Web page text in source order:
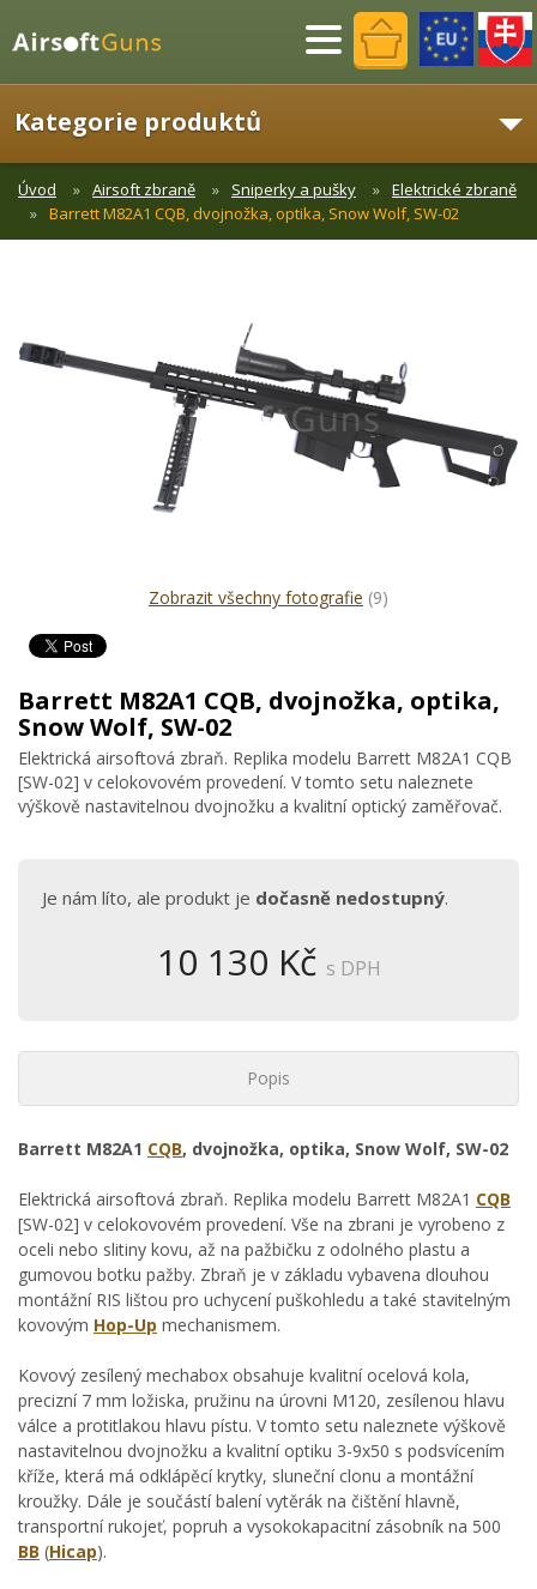
Menu
Kategorie produktů
Úvod Airsoft zbraně Sniperky a pušky
Elektrické zbraně
Barrett M82A1 CQB, dvojnožka, optika, Snow Wolf, SW-02
Zobrazit všechny fotografie (9)
Barrett M82A1 CQB, dvojnožka, optika,
Snow Wolf, SW-02
Elektrická airsoftová zbraň. Replika modelu Barrett M82A1 CQB
[SW-02] v celokovovém provedení. V tomto setu naleznete
výškově nastavitelnou dvojnožku a kvalitní optický zaměřovač.
Je nám líto, ale produkt je dočasně nedostupný.
10 130 Kč s DPH
Popis
Barrett M82A1 CQB, dvojnožka, optika, Snow Wolf, SW-02
Elektrická airsoftová zbraň. Replika modelu Barrett M82A1 CQB
[SW-02] v celokovovém provedení. Vše na zbrani je vyrobeno z
oceli nebo slitiny kovu, až na pažbičku z odolného plastu a
gumovou botku pažby. Zbraň je v základu vybavena dlouhou
montážní RIS lištou pro uchycení puškohledu a také stavitelným
kovovým Hop-Up mechanismem.
Kovový zesílený mechabox obsahuje kvalitní ocelová kola,
precizní 7 mm ložiska, pružinu na úrovni M120, zesílenou hlavu
válce a protitlakou hlavu pístu. V tomto setu naleznete výškově
nastavitelnou dvojnožku a kvalitní optiku 3-9x50 s podsvícením
kříže, která má odklápěcí krytky, sluneční clonu a montážní
kroužky. Dále je součástí balení vytěrák na čištění hlavně,
transportní rukojeť, popruh a vysokokapacitní zásobník na 500
BB (Hicap).